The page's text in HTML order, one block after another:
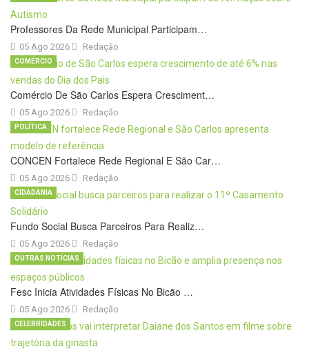
Professores Da Rede Municipal Participam…
05 Ago 2026 Redação
Comércio De São Carlos Espera Cresciment…
05 Ago 2026
COMÉRCIO
Redação
CONCEN Fortalece Rede Regional E São Car…
05 Ago 2026
POLÍTICA
Redação
Fundo Social Busca Parceiros Para Realiz…
05 Ago 2026
CIDADANIA
Redação
Fesc Inicia Atividades Físicas No Bicão …
05 Ago 2026
OUTRAS NOTÍCIAS
Redação
CELEBRIDADES